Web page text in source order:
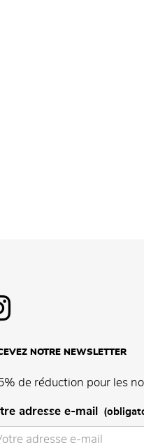
NOTRE NEWSLETTER
de réduction pour les
adresse e-mail